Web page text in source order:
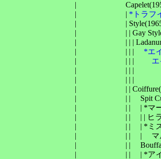
| 　　　　　　
| 　　　　　　| *トラフ
| 　　　　　　|
| 　　　　　　| | Gay
| 　　　　　　| | |
| 　　　　　　| | | *エ
| 　　　　　　| | |
| 　　　　　　| | | 　　　　　　　
| 　　　　　　| | | 　　　　　　　　
| 　　　　　　| |
| 　　　　　　| | 　Spit
| 　　　　　　| | 　| *マーズヴァ
| 　　　　　　| | 　| | ヒラボ
| 　　　　　　| | 　| *ミスカース
| 　　　　　　| | 　| 　マルカフ
| 　　　　　　| | 　
| 　　　　　　| | 　| *アイズ